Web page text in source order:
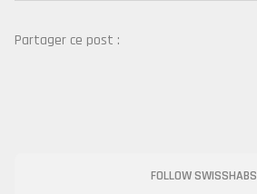
Partager ce post :
FOLLOW SWISSHABS